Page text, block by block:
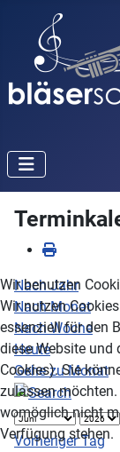
Nach Jahr
Nach Monat
Nach Woche
Heute
Gehe zu Monat
Vorheriger Tag
Wir benutzen
Wir nutzen
essenziell für den
diese Website und
Cookies). Sie
zulassen
womöglich nicht
Verfügung stehen.